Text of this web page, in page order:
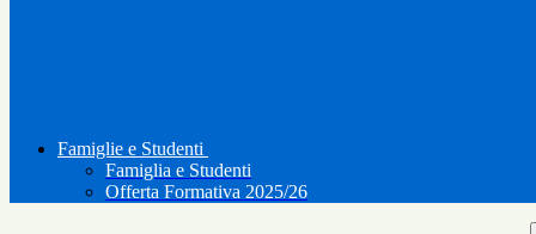
Famiglie e Studenti
Famiglia e Studenti
Offerta Formativa 2025/26